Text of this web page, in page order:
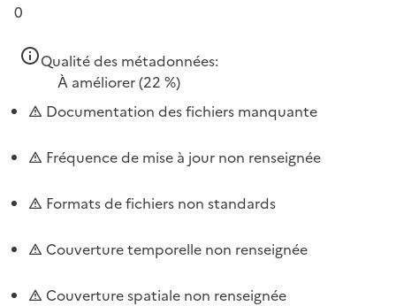
0
Qualité des métadonnées:
À améliorer(22 %)
Documentation des fichiers manquante
Fréquence de mise à jour non renseignée
Formats de fichiers non standards
Couverture temporelle non renseignée
Couverture spatiale non renseignée